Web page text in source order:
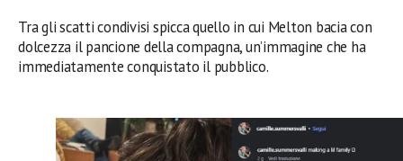
Tra gli scatti condivisi spicca quello in cui Melton bacia con
dolcezza il pancione della compagna, un’immagine che ha
immediatamente conquistato il pubblico.